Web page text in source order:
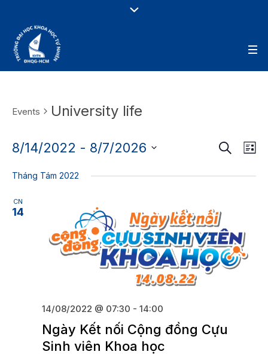
Events University life
Events
Search
8/14/2022 - 8/7/2026
date.
Tháng Tám 2022
CN
14
14/08/2022 @ 07:30 - 14:00
Ngày Kết nối Cộng đồng Cựu
Sinh viên Khoa học